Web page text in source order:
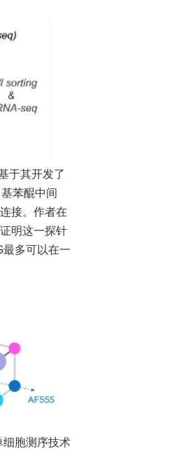
于其开发了
苯醌中间
接。作者在
明这一探针
多可以在一
胞测序技术